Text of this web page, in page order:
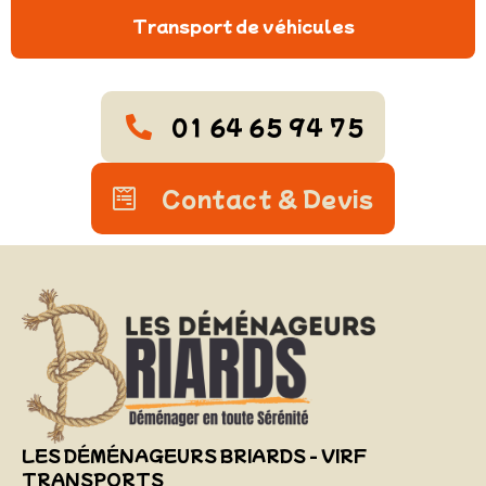
Transport de véhicules
01 64 65 94 75
Contact & Devis
LES DÉMÉNAGEURS BRIARDS - VIRF
TRANSPORTS